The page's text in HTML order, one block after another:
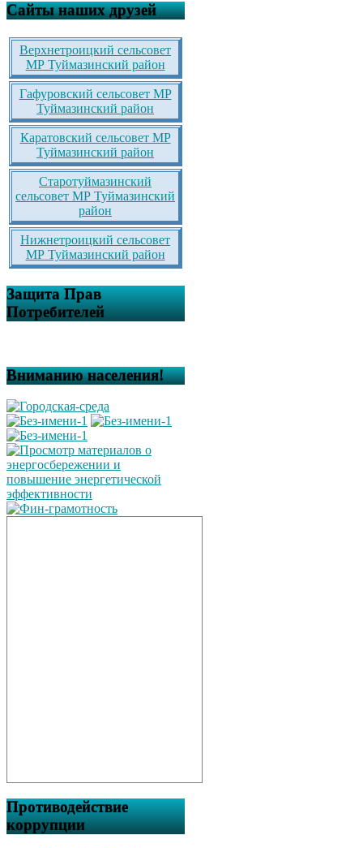
Сайты наших друзей
Верхнетроицкий сельсовет
МР Туймазинский район
Гафуровский сельсовет МР
Туймазинский район
Каратовский сельсовет МР
Туймазинский район
Старотуймазинский
сельсовет МР Туймазинский
район
Нижнетроицкий сельсовет
МР Туймазинский район
Защита Прав
Потребителей
Вниманию населения!
Противодействие
коррупции